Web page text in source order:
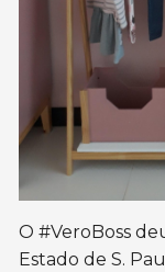
O #VeroBoss
Estado de S.